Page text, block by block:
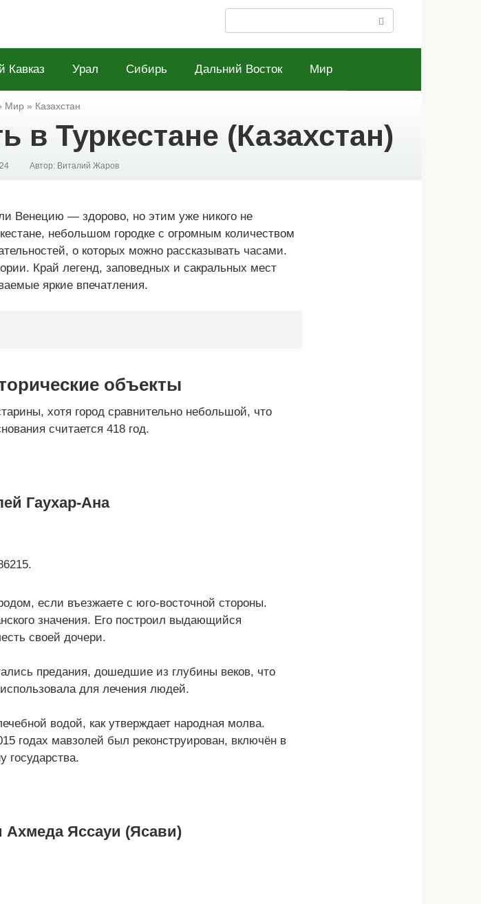
Кавказ Урал Сибирь Дальний Восток Мир
Мир » Казахстан
Туркестане (Казахстан)
Автор: Виталий Жаров
Венецию — здорово, но этим уже никого не
небольшом городке с огромным количеством
о которых можно рассказывать часами.
Край легенд, заповедных и сакральных мест
яркие впечатления.
объекты
хотя город сравнительно небольшой, что
считается 418 год.
Гаухар-Ана
если въезжаете с юго-восточной стороны.
значения. Его построил выдающийся
своей дочери.
предания, дошедшие из глубины веков, что
для лечения людей.
водой, как утверждает народная молва.
годах мавзолей был реконструирован, включён в
государства.
Яссауи (Ясави)